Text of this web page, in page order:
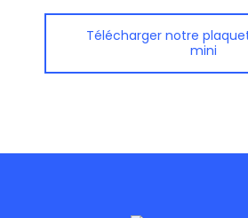
Télécharger notre
mini